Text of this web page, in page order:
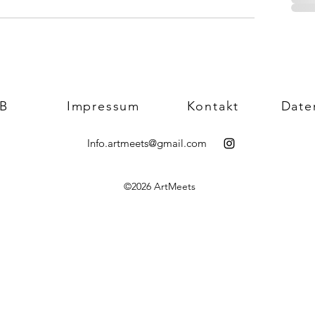
Impressum Kontakt
Info.artmeets@gmail.com
©2026 ArtMeets